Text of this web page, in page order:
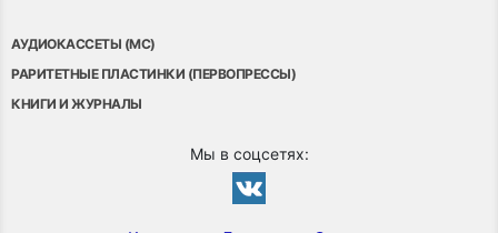
АУДИОКАССЕТЫ (MC)
РАРИТЕТНЫЕ ПЛАСТИНКИ (ПЕРВОПРЕССЫ)
КНИГИ И ЖУРНАЛЫ
Мы в соцсетях: